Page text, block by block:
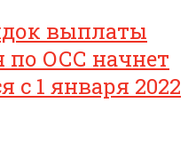
выплаты
по ОСС начнет
с 1 января 2022